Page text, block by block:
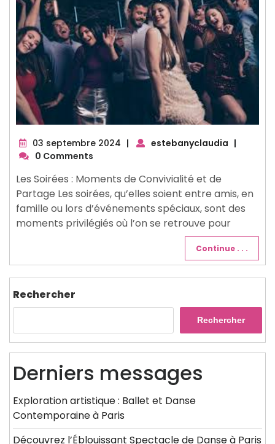
03 septembre 2024 03
| estebanyclaudia |
0 Comments
Les Soirées : Moments de Convivialité et de
Partage Les soirées, qu’elles soient entre amis, en
famille ou lors d’événements spéciaux, sont des
moments privilégiés où l’on se retrouve pour
Continue . . .
Rechercher
Rechercher
Derniers messages
Exploration artistique : Ballet et Danse
Contemporaine à Paris
Découvrez l’Éblouissant Spectacle de Danse à Paris